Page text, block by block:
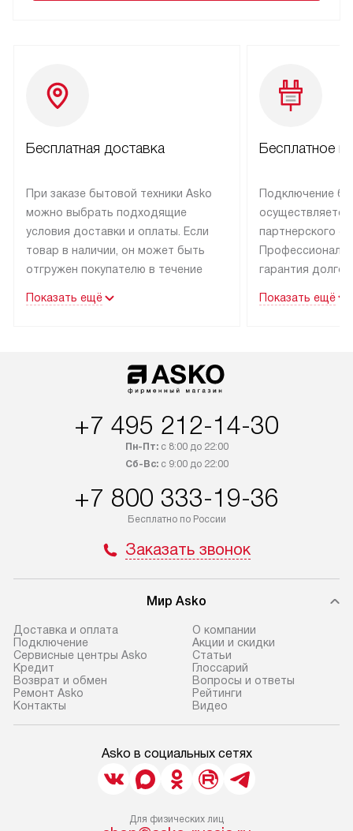
Бесплатная доставка
При заказе бытовой техники Asko
можно выбрать подходящие
условия доставки и оплаты. Если
товар в наличии, он может быть
отгружен покупателю в течение
оплачивается дополнительно.
Возможна доставка товаров
Показать ещё
Бесплатное
Подключение
партнерского
гарантия
Показать ещё
+7 495 212-14-30
Пн-Пт:с 8:00 до 22:00
Сб-Вс:с 9:00 до 22:00
+7 800 333-19-36
Бесплатно по России
Заказать звонок
Мир Asko
Доставка и оплата
Подключение
Сервисные центры Asko
Кредит
Возврат и обмен
Ремонт Asko
Контакты
О компании
Акции и скидки
Статьи
Глоссарий
Вопросы и ответы
Рейтинги
Видео
Asko в социальных сетях
Для физических лиц